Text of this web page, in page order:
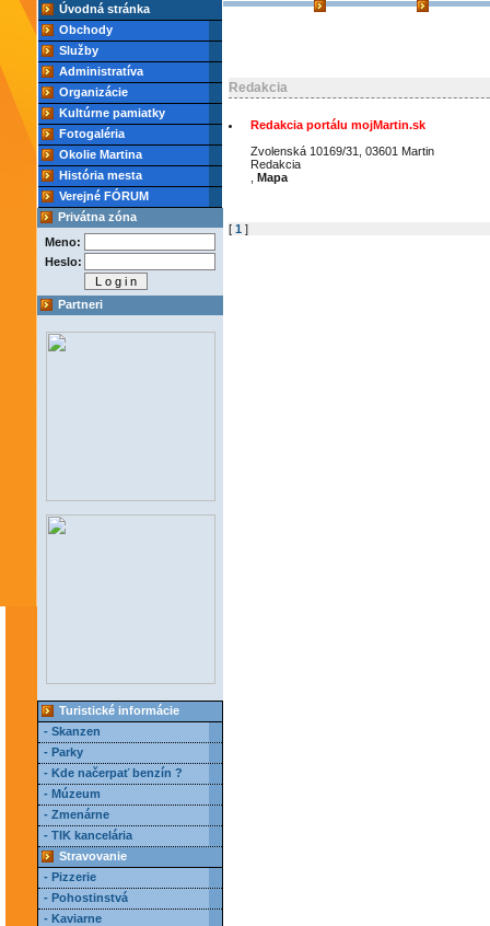
Úvodná stránka
Obchody
Služby
Administratíva
Organizácie
Kultúrne pamiatky
Fotogaléria
Okolie Martina
História mesta
Verejné FÓRUM
Privátna zóna
Meno:
Heslo:
Partneri
Turistické informácie
- Skanzen
- Parky
- Kde načerpať benzín ?
- Múzeum
- Zmenárne
- TIK kancelária
Stravovanie
- Pizzerie
- Pohostinstvá
- Kaviarne
Redakcia
Redakcia portálu mojMartin.sk
Zvolenská 10169/31, 03601 Martin
Redakcia
Mapa
[ 1 ]